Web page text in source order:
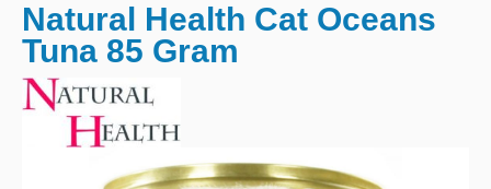
Natural Health Cat Oceans
Tuna 85 Gram